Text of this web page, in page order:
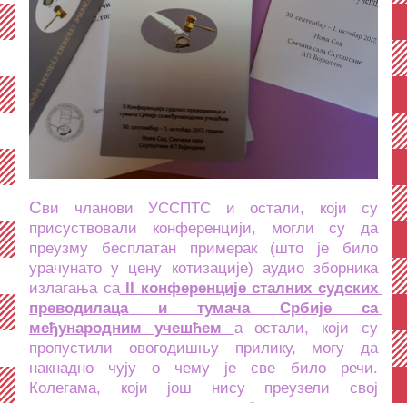
Сви чланови УССПТС и остали, који су
присуствовали конференцији, могли су да
преузму бесплатан примерак (што је било
урачунато у цену котизације) аудио зборника
излагања са II конференције сталних судских
преводилаца и тумача Србије са
међународним учешћем а остали, који су
пропустили овогодишњу прилику, могу да
накнадно чују о чему је све било речи.
Колегама, који још нису преузели свој